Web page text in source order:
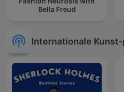
Bella Freud
Internationale